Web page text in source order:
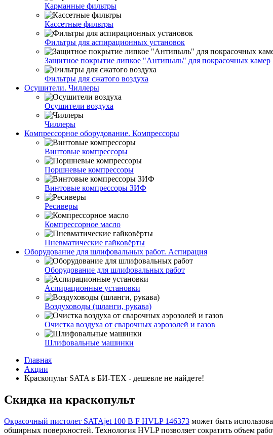
Карманные фильтры
Кассетные фильтры
Фильтры для аспирационных установок
Защитное покрытие липкое "Антипыль" для покрасочных камер
Фильтры для сжатого воздуха
Осушители. Чиллеры
Осушители воздуха
Чиллеры
Компрессорное оборудование. Компрессоры
Винтовые компрессоры
Поршневые компрессоры
Винтовые компрессоры ЗИФ
Ресиверы
Компрессорное масло
Пневматические гайковёрты
Оборудование для шлифовальных работ. Аспирация
Оборудование для шлифовальных работ
Аспирационные установки
Воздуховоды (шланги, рукава)
Очистка воздуха от сварочных аэрозолей и газов
Шлифовальные машинки
Главная
Акции
Краскопульт SATA в БИ-ТЕХ - дешевле не найдете!
Скидка на краскопульт
Окрасочный пистолет SATAjet 100 B F HVLP 146373 может быть
обширных поверхностей. Технология HVLP позволяет сократить объем